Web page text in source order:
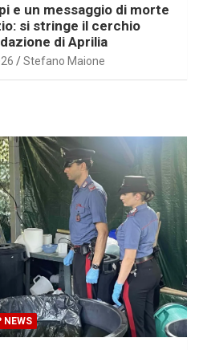
e un messaggio di morte
si stringe il cerchio
di Aprilia
Stefano Maione
NEWS